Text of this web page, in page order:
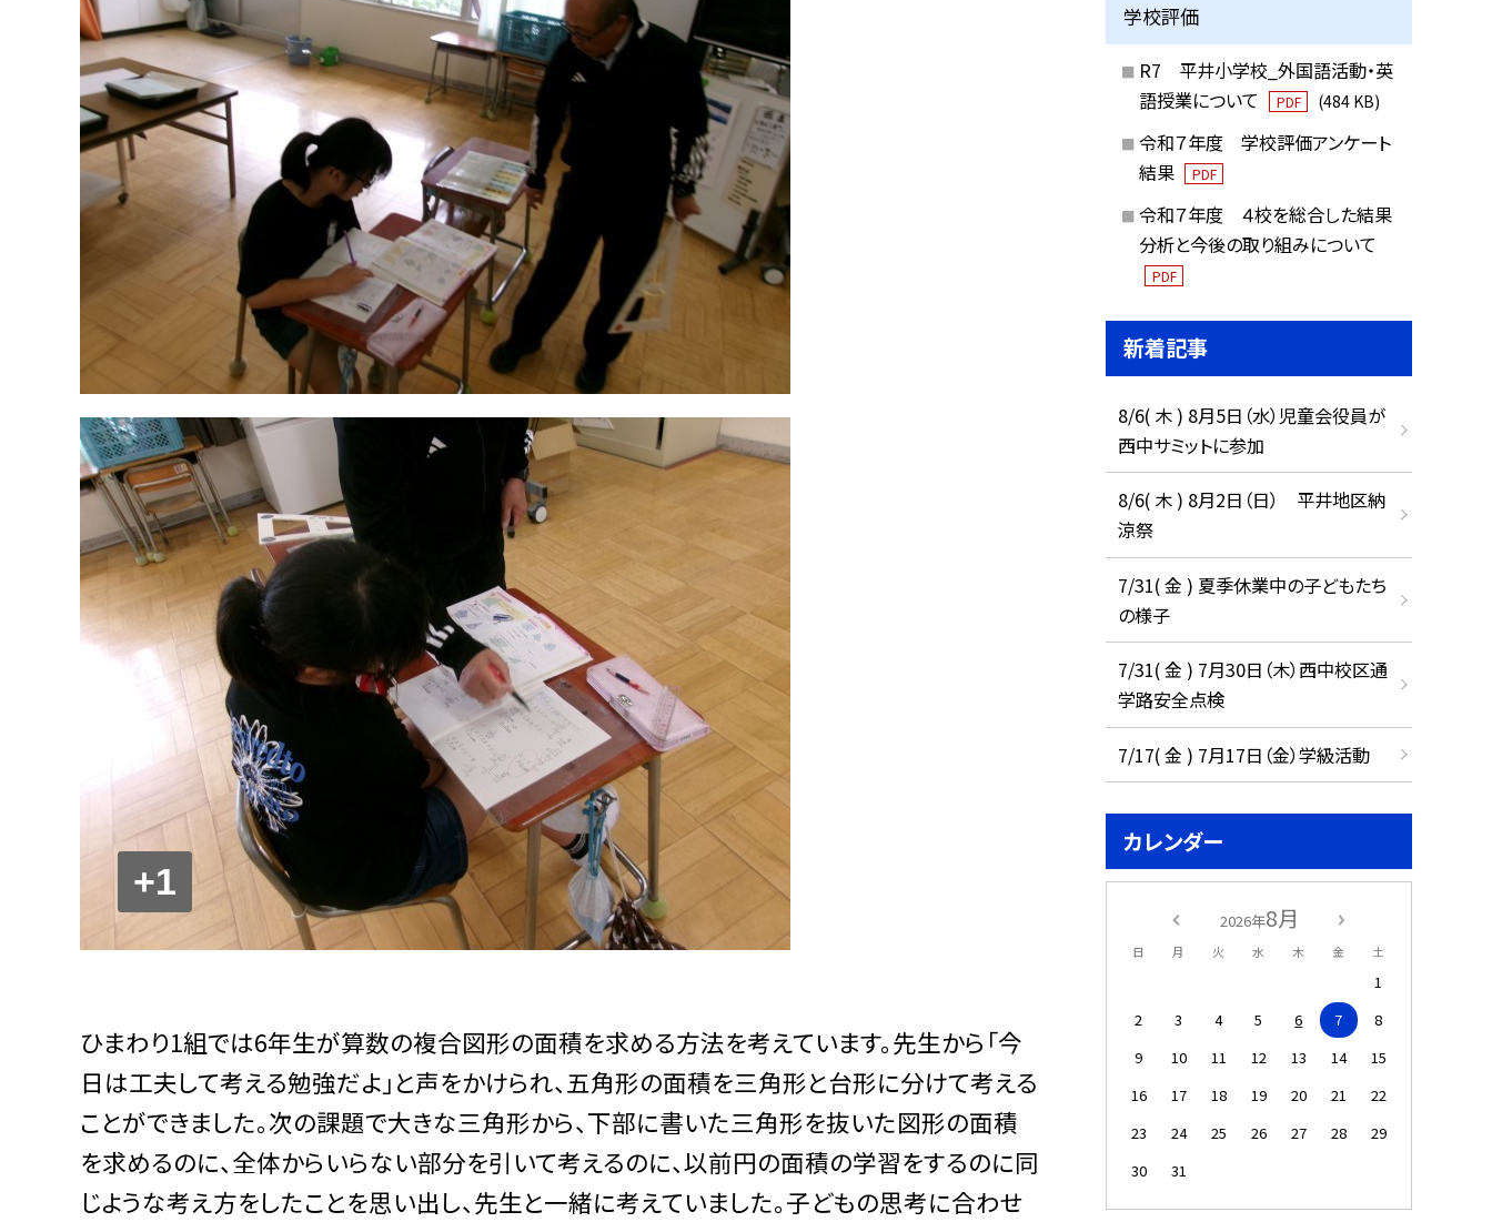
+1
ひまわり1組では6年生が算数の複合図形の面積を求める方法を考えています。先生から「今
日は工夫して考える勉強だよ」と声をかけられ、五角形の面積を三角形と台形に分けて考える
ことができました。次の課題で大きな三角形から、下部に書いた三角形を抜いた図形の面積
を求めるのに、全体からいらない部分を引いて考えるのに、以前円の面積の学習をするのに同
じような考え方をしたことを思い出し、先生と一緒に考えていました。子どもの思考に合わせ
学校評価
R7 平井小学校_外国語活動・英
語授業について
PDF (484 KB)
令和７年度 学校評価アンケート
結果
PDF
令和７年度 ４校を総合した結果
分析と今後の取り組みについて
PDF
新着記事
8/6( 木 ) 8月5日（水）児童会役員が
西中サミットに参加
8/6( 木 ) 8月2日（日） 平井地区納
涼祭
7/31( 金 ) 夏季休業中の子どもたち
の様子
7/31( 金 ) 7月30日（木）西中校区通
学路安全点検
7/17( 金 ) 7月17日（金）学級活動
カレンダー
2026年8月
日 月 火 水 木 金 土
1
2
3 4 5 6 7
8
9
10 11 12 13 14
15
16
17 18 19 20 21
22
23
24 25 26 27 28
29
30
31